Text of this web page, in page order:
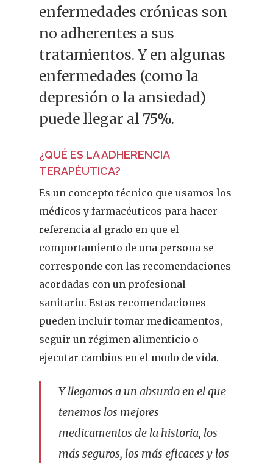
enfermedades crónicas son
no adherentes a sus
tratamientos. Y en algunas
enfermedades (como la
depresión o la ansiedad)
puede llegar al 75%.
¿QUÉ ES LA ADHERENCIA
TERAPÉUTICA?
Es un concepto técnico que usamos los
médicos y farmacéuticos para hacer
referencia al grado en que el
comportamiento de una persona se
corresponde con las recomendaciones
acordadas con un profesional
sanitario. Estas recomendaciones
pueden incluir tomar medicamentos,
seguir un régimen alimenticio o
ejecutar cambios en el modo de vida.
Y llegamos a un absurdo en el que
tenemos los mejores
medicamentos de la historia, los
más seguros, los más eficaces y los